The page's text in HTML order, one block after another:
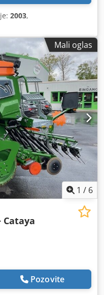
2003,
Mali oglas
1 / 6
Cataya
Pozovite